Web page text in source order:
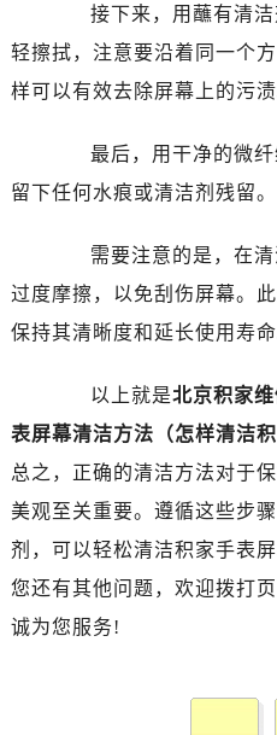
接下来，用蘸有清洁
轻擦拭，注意要沿着同一个
样可以有效去除屏幕上的污渍
最后，用干净的微纤
留下任何水痕或清洁剂残留。
需要注意的是，在清
过度摩擦，以免刮伤屏幕。
保持其清晰度和延长使用寿命
以上就是北京积家
表屏幕清洁方法（怎样清洁积
总之，正确的清洁方法对于
美观至关重要。遵循这些步
剂，可以轻松清洁积家手表
您还有其他问题，欢迎拨打
诚为您服务!